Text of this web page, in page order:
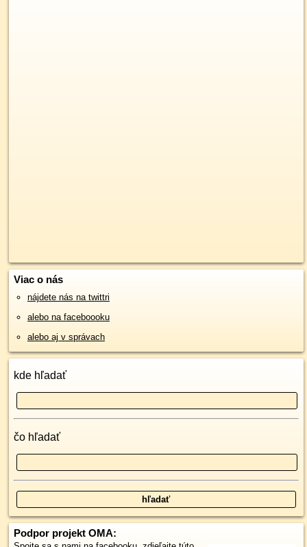
Viac o nás
nájdete nás na twittri
alebo na faceboooku
alebo aj v správach
kde hľadať
čo hľadať
Podpor projekt OMA: